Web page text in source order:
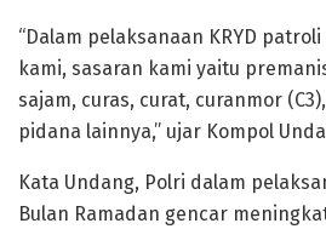
“Dalam pelaksanaan KRYD
kami, sasaran kami yaitu
sajam, curas, curat, curanmor
pidana lainnya,” ujar Kompol
Kata Undang, Polri dalam
Bulan Ramadan gencar